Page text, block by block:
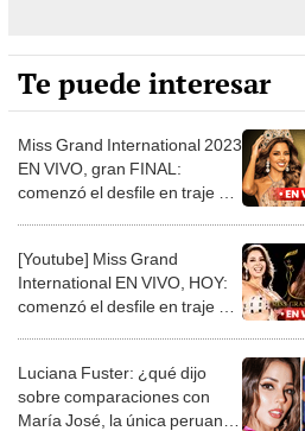
Te puede interesar
Miss Grand International 2023
EN VIVO, gran FINAL:
comenzó el desfile en traje de
[Youtube] Miss Grand
International EN VIVO, HOY:
comenzó el desfile en traje de
Luciana Fuster: ¿qué dijo
sobre comparaciones con
María José, la única peruana